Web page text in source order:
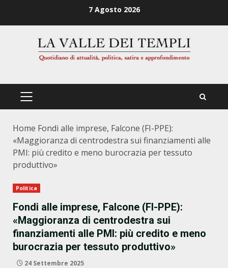
7 Agosto 2026
PRIMÄRES
Home Fondi alle imprese, Falcone (FI-PPE):
«Maggioranza di centrodestra sui finanziamenti alle
PMI: più credito e meno burocrazia per tessuto
produttivo»
Politica
Fondi alle imprese, Falcone (FI-PPE):
«Maggioranza di centrodestra sui
finanziamenti alle PMI: più credito e meno
burocrazia per tessuto produttivo»
24 Settembre 2025